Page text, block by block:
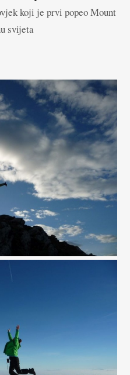
koji je prvi popeo Mount
svijeta